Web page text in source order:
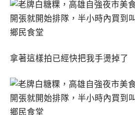
拿著這樣拍已經快把我手燙掉了